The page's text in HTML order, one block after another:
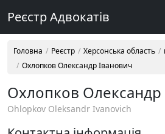
Реєстр Адвокатів
Головна Реєстр Херсонська область
Охлопков Олександр Іванович
Охлопков Олександр
Ohlopkov Oleksandr Ivanovich